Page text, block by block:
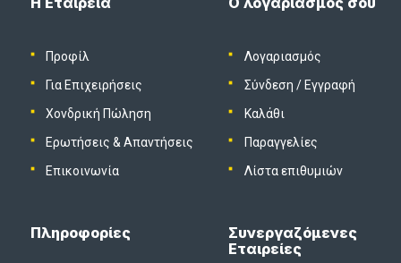
Προφίλ
Για Επιχειρήσεις
Χονδρική Πώληση
Ερωτήσεις & Απαντήσεις
Επικοινωνία
Λογαριασμός
Σύνδεση / Εγγραφή
Καλάθι
Παραγγελίες
Λίστα επιθυμιών
Πληροφορίες
Συνεργαζόμενες
Εταιρείες